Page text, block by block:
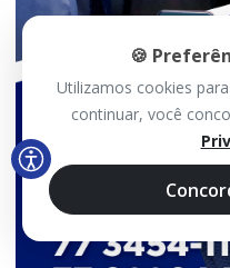
🍪
Utilizamos cookies
continuar, você